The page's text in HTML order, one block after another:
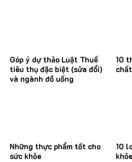
Góp ý dự thảo Luật Thuế
tiêu thụ đặc biệt (sửa đổi)
và ngành đồ uống
10
Những thực phẩm tốt cho
sức khỏe
10
khỏe